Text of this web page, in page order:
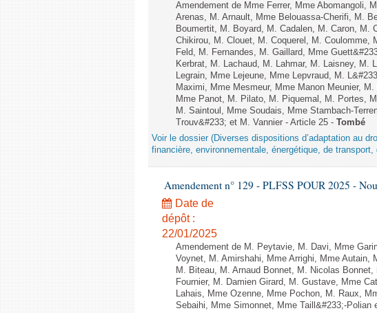
Amendement de Mme Ferrer, Mme Abomangoli,
Arenas, M. Arnault, Mme Belouassa-Cherifi, M.
Boumertit, M. Boyard, M. Cadalen, M. Caron, M.
Chikirou, M. Clouet, M. Coquerel, M. Coulomme,
Feld, M. Fernandes, M. Gaillard, Mme
Kerbrat, M. Lachaud, M. Lahmar, M. Laisney, M.
Legrain, Mme Lejeune, Mme Lepvraud, M.
Maximi, Mme Mesmeur, Mme Manon Meunier,
Mme Panot, M. Pilato, M. Piquemal, M. Portes,
M. Saintoul, Mme Soudais, Mme Stambach-
Trouv&#233; et M. Vannier - Article 25 - Tombé
Voir le dossier (Diverses dispositions d’adaptation au
financière, environnementale, énergétique, de
Amendement n° 129 - PLFSS POUR 2025 -
Date de
dépôt :
22/01/2025
Amendement de M. Peytavie, M. Davi, Mme
Voynet, M. Amirshahi, Mme Arrighi, Mme
M. Biteau, M. Arnaud Bonnet, M. Nicolas
Fournier, M. Damien Girard, M. Gustave, Mme
Lahais, Mme Ozenne, Mme Pochon, M. Raux,
Sebaihi, Mme Simonnet, Mme Taill&#233;-Polian